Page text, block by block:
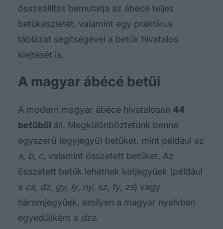
összeállítás bemutatja az ábécé teljes
betűkészletét, valamint egy praktikus
táblázat segítségével a betűk hivatalos
kiejtését is.
A magyar ábécé betűi
A modern magyar ábécé hivatalosan 44
betűből áll. Megkülönböztetünk benne
egyszerű (egyjegyű) betűket, mint például az
a, b, c, valamint összetett betűket. Az
összetett betűk lehetnek kétjegyűek (például
a cs, dz, gy, ly, ny, sz, ty, zs) vagy
háromjegyűek, amilyen a magyar nyelvben
egyedüliként a dzs.